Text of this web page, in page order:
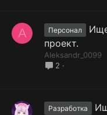
A Персонал
проект.
Aleksandr_0099
2
Разработка